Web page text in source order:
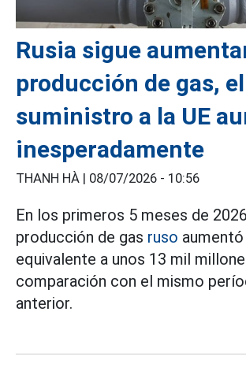
Rusia sigue
producción de gas, el
suministro a la UE
inesperadamente
THANH HÀ | 08/07/2026 - 10:56
En los primeros 5 meses de
producción de gas ruso
equivalente a unos 13 mil
comparación con el mismo
anterior.